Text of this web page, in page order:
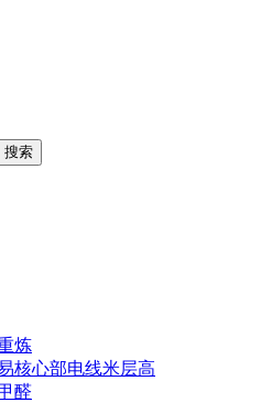
炼
核心部电线米层高
醛